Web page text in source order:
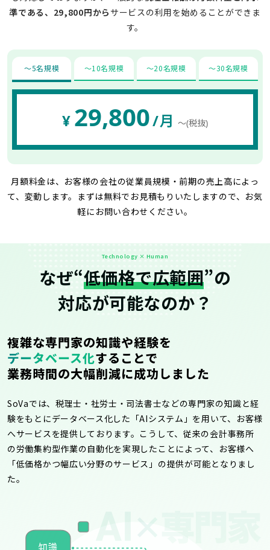
準である、29,800円から サービスの利用を始めることができま
す。
〜5名規模 〜10名規模 〜20名規模 〜30名規模
¥ 29,800/月 〜(税抜)
月額料金は、お客様の会社の従業員規模・前期の売上高によっ
て、変動します。 まずは無料でお見積もりいたしますので、お気
軽にお問い合わせください。
Technology × Human
なぜ“低価格で広範囲”の
対応が可能なのか？
複雑な専門家の知識や経験を
データベース化することで
業務時間の大幅削減に成功しました
SoVaでは、税理士・社労士・司法書士などの専門家の知識と経
験をもとにデータベース化した「AIシステム」を用いて、お客様
へサービスを提供しております。こうして、従来の会計事務所
の労働集約型作業の自動化を実現したことによって、お客様へ
「低価格かつ幅広い分野のサービス」の提供が可能となりまし
た。